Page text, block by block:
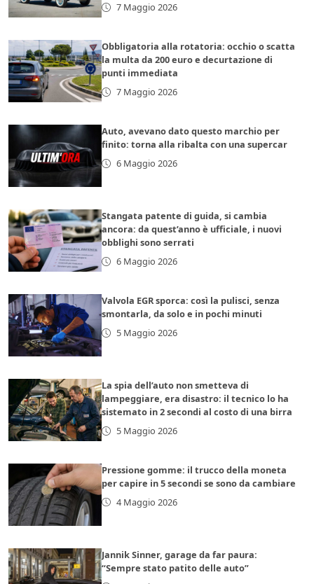
7 Maggio 2026
Obbligatoria alla rotatoria: occhio o scatta
la multa da 200 euro e decurtazione di
punti immediata
7 Maggio 2026
Auto, avevano dato questo marchio per
finito: torna alla ribalta con una supercar
6 Maggio 2026
Stangata patente di guida, si cambia
ancora: da quest’anno è ufficiale, i nuovi
obblighi sono serrati
6 Maggio 2026
Valvola EGR sporca: così la pulisci, senza
smontarla, da solo e in pochi minuti
5 Maggio 2026
La spia dell’auto non smetteva di
lampeggiare, era disastro: il tecnico lo ha
sistemato in 2 secondi al costo di una birra
5 Maggio 2026
Pressione gomme: il trucco della moneta
per capire in 5 secondi se sono da cambiare
4 Maggio 2026
Jannik Sinner, garage da far paura:
“Sempre stato patito delle auto”